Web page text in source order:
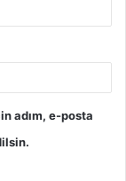
adım, e-posta